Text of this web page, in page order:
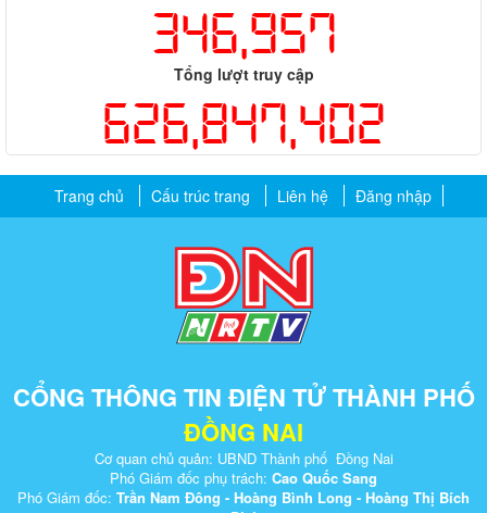
346,957
Tổng lượt truy cập
626,847,402
Trang chủ Cấu trúc trang Liên hệ Đăng nhập
CỔNG THÔNG TIN ĐIỆN TỬ THÀNH PHỐ
ĐỒNG NAI
Cơ quan chủ quản: UBND Thành phố Đồng Nai
Phó Giám đốc phụ trách: Cao Quốc Sang
Phó Giám đốc: Trần Nam Đông - Hoàng Bình Long - Hoàng Thị Bích